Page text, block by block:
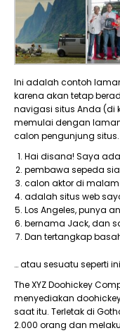
Ini adalah contoh
karena akan tetap
navigasi situs Anda (di
memulai dengan
calon pengunjung
Hai disana! Saya
pembawa sepeda
calon aktor di malam
adalah situs web
Los Angeles, punya
bernama Jack, dan
Dan tertangkap
… atau sesuatu seperti
The XYZ Doohickey
menyediakan
saat itu. Terletak di
2.000 orang dan